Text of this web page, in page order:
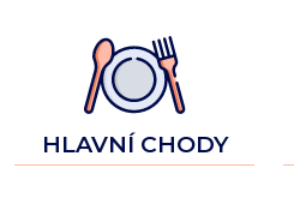
HLAVNÍ CHODY